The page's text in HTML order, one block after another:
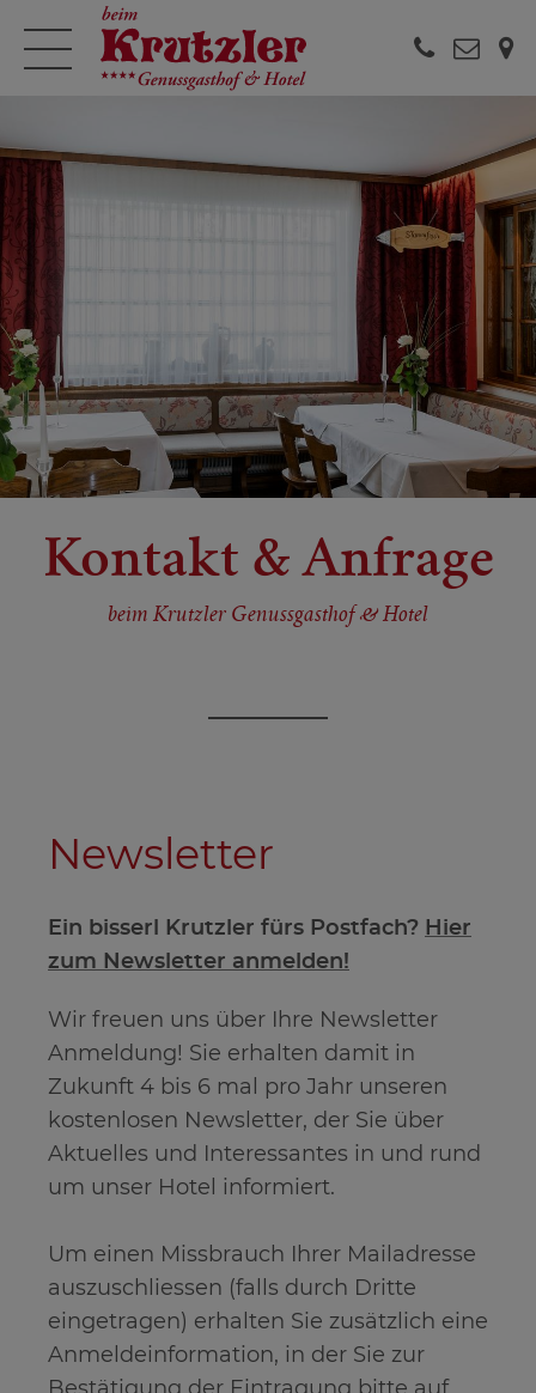
Kontakt & Anfrage
beim Krutzler Genussgasthof & Hotel
Newsletter
Ein bisserl Krutzler fürs Postfach? Hier
zum Newsletter anmelden!
Wir freuen uns über Ihre Newsletter
Anmeldung! Sie erhalten damit in
Zukunft 4 bis 6 mal pro Jahr unseren
kostenlosen Newsletter, der Sie über
Aktuelles und Interessantes in und rund
um unser Hotel informiert.
Um einen Missbrauch Ihrer Mailadresse
auszuschliessen (falls durch Dritte
eingetragen) erhalten Sie zusätzlich eine
Anmeldeinformation, in der Sie zur


